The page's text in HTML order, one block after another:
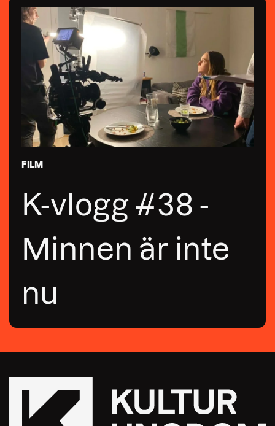
FILM
K-vlogg #38 -
Minnen är inte
nu